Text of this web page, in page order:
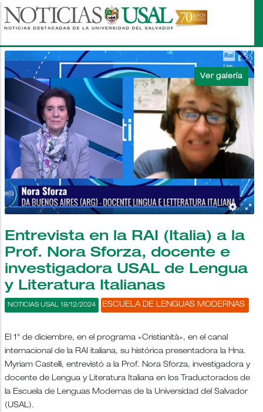
Pasar
al
principal
Entrevista en la RAI (Italia) a la
Prof. Nora Sforza, docente e
investigadora USAL de Lengua
y Literatura Italianas
ESCUELA DE LENGUAS MODERNAS
NOTICIAS USAL 18/12/2024
El 1° de diciembre, en el programa «Cristianità», en el canal
internacional de la RAI italiana, su histórica presentadora la Hna.
Myriam Castelli, entrevistó a la Prof. Nora Sforza, investigadora y
docente de Lengua y Literatura Italiana en los Traductorados de
la Escuela de Lenguas Modernas de la Universidad del Salvador
(USAL).